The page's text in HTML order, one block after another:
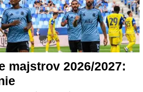
majstrov 2026/2027: